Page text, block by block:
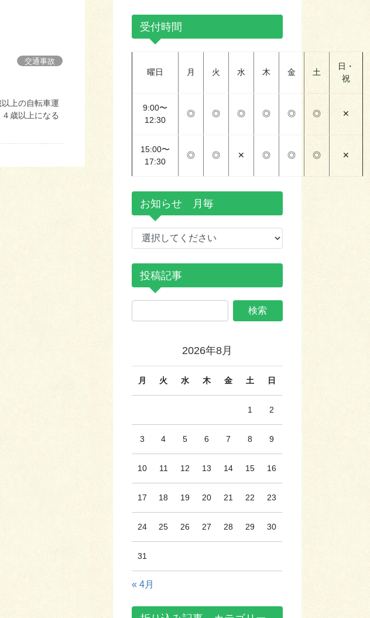
交通事故
上の自転車運
歳以上になる
受付時間
曜日 月 火 水 木 金 土
日・
祝
9:00〜
12:30
◎ ◎ ◎ ◎ ◎ ◎ ✕
15:00〜
17:30
◎ ◎ ✕ ◎ ◎ ◎ ✕
お知らせ 月毎
投稿記事
2026年8月
月 火 水 木 金 土 日
1 2
3 4 5 6 7 8 9
10 11 12 13 14 15 16
17 18 19 20 21 22 23
24 25 26 27 28 29 30
31
« 4月